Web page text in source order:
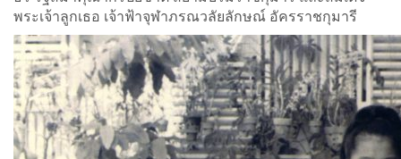
พระเจ้าลูกเธอ เจ้าฟ้าจุฬาภรณวลัยลักษณ์ อัครราชกุมารี